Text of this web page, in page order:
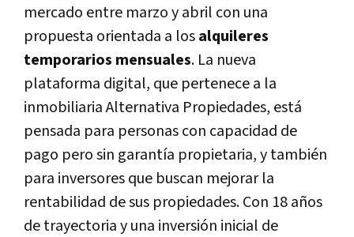
mercado entre marzo y abril con una
propuesta orientada a losalquileres
temporarios mensuales. La nueva
plataforma digital, que pertenece a la
inmobiliaria Alternativa Propiedades, está
pensada para personas con capacidad de
pago pero sin garantía propietaria, y también
para inversores que buscan mejorar la
rentabilidad de sus propiedades. Con 18 años
de trayectoria y una inversión inicial de